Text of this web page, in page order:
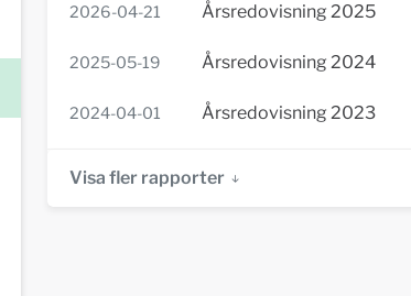
2026-04-21 Årsredovisning 2025
2025-05-19 Årsredovisning 2024
2024-04-01 Årsredovisning 2023
Visa fler rapporter